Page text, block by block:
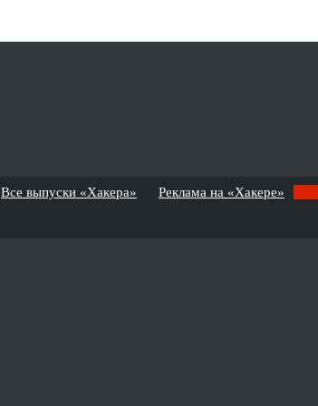
Все выпуски «Хакера» Реклама на «Хакере»